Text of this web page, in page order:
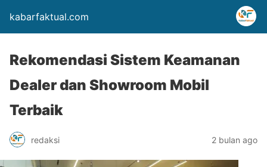
kabarfaktual.com
Rekomendasi Sistem Keamanan
Dealer dan Showroom Mobil
Terbaik
redaksi 2 bulan ago